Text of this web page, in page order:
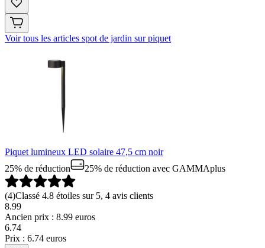
Voir tous les articles spot de jardin sur piquet
Piquet lumineux LED solaire 47,5 cm noir
25% de réduction
25% de réduction avec GAMMAplus
(4)Classé 4.8 étoiles sur 5, 4 avis clients
8.99
Ancien prix : 8.99 euros
6.74
Prix : 6.74 euros